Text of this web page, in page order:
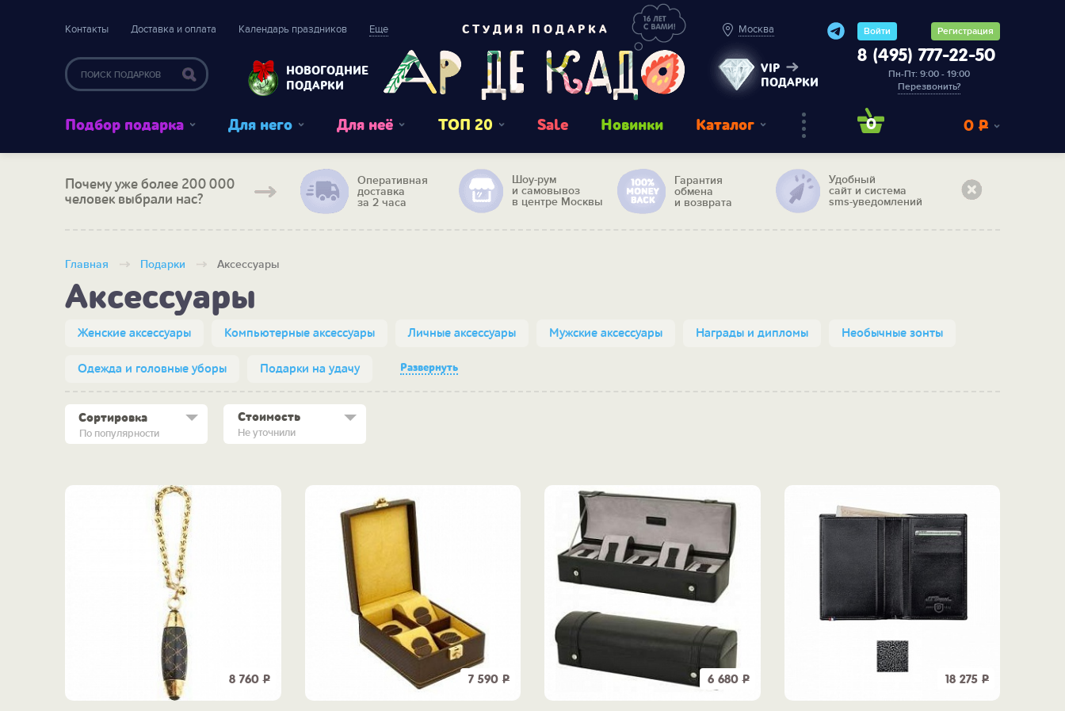
Контакты Доставка и оплата Календарь праздников Еще
НОВОГОДНИЕ
ПОДАРКИ
СТУДИЯ ПОДАРКА Москва
VIP
ПОДАРКИ
Войти Регистрация
8 (495) 777-22-50
Пн-Пт: 9:00 - 19:00
Перезвонить?
Подбор подарка Для него Для неё ТОП 20 Sale Новинки Каталог 0 0 Р
Почему уже более 200 000
человек выбрали нас?
Оперативная
доставка
за 2 часа
Шоу-рум
и самовывоз
в центре Москвы
Гарантия
обмена
и возврата
Удобный
сайт и система
sms-уведомлений
Главная Подарки Аксессуары
Аксессуары
Женские аксессуары Компьютерные аксессуары Личные аксессуары Мужские аксессуары Награды и дипломы Необычные зонты
Одежда и головные уборы Подарки на удачу Развернуть
По популярности
Сортировка Стоимость
Не уточнили
8 760Р 7 590 Р 6 680Р 18 275 Р